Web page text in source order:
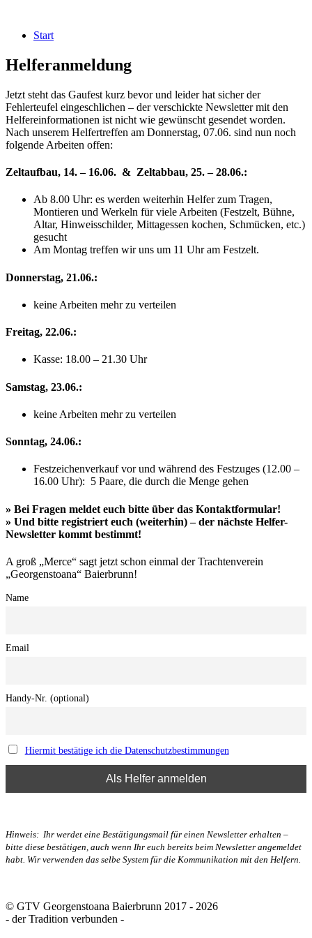
Start
Helferanmeldung
Jetzt steht das Gaufest kurz bevor und leider hat sicher der
Fehlerteufel eingeschlichen – der verschickte Newsletter mit den
Helfereinformationen ist nicht wie gewünscht gesendet worden.
Nach unserem Helfertreffen am Donnerstag, 07.06. sind nun noch
folgende Arbeiten offen:
Zeltaufbau, 14. – 16.06. & Zeltabbau, 25. – 28.06.:
Ab 8.00 Uhr: es werden weiterhin Helfer zum Tragen,
Montieren und Werkeln für viele Arbeiten (Festzelt, Bühne,
Altar, Hinweisschilder, Mittagessen kochen, Schmücken, etc.)
gesucht
Am Montag treffen wir uns um 11 Uhr am Festzelt.
Donnerstag, 21.06.:
keine Arbeiten mehr zu verteilen
Freitag, 22.06.:
Kasse: 18.00 – 21.30 Uhr
Samstag, 23.06.:
keine Arbeiten mehr zu verteilen
Sonntag, 24.06.:
Festzeichenverkauf vor und während des Festzuges (12.00 –
16.00 Uhr): 5 Paare, die durch die Menge gehen
» Bei Fragen meldet euch bitte über das Kontaktformular!
» Und bitte registriert euch (weiterhin) – der nächste Helfer-
Newsletter kommt bestimmt!
A groß „Merce“ sagt jetzt schon einmal der Trachtenverein
„Georgenstoana“ Baierbrunn!
Name
Email
Handy-Nr. (optional)
Hiermit bestätige ich die Datenschutzbestimmungen
Hinweis: Ihr werdet eine Bestätigungsmail für einen Newsletter erhalten –
bitte diese bestätigen, auch wenn Ihr euch bereits beim Newsletter angemeldet
habt. Wir verwenden das selbe System für die Kommunikation mit den Helfern.
© GTV Georgenstoana Baierbrunn 2017 - 2026
- der Tradition verbunden -